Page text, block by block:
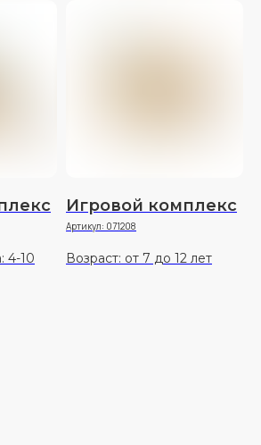
4-10
Игровой комплекс
Артикул: 071208
Возраст: от 7 до 12 лет